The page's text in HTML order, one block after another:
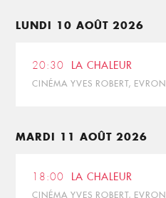
LUNDI 10 AOÛT 2026
20:30 LA CHALEUR
CINÉMA YVES ROBERT, EVRON
MARDI 11 AOÛT 2026
18:00 LA CHALEUR
CINÉMA YVES ROBERT, EVRON